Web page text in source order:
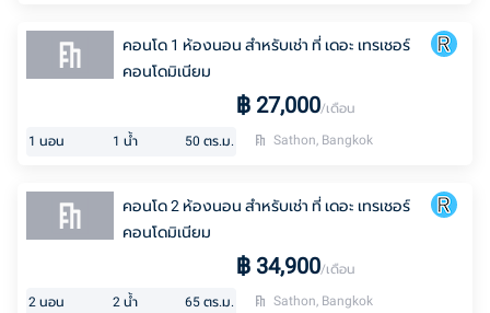
คอนโด 1 ห้องนอน สำหรับเช่า ที่ เดอะ เทรเชอร์
คอนโดมิเนียม
฿ 27,000/เดือน
1 นอน 1 น้ำ 50 ตร.ม. Sathon, Bangkok
คอนโด 2 ห้องนอน สำหรับเช่า ที่ เดอะ เทรเชอร์
คอนโดมิเนียม
฿ 34,900/เดือน
2 นอน 2 น้ำ 65 ตร.ม. Sathon, Bangkok